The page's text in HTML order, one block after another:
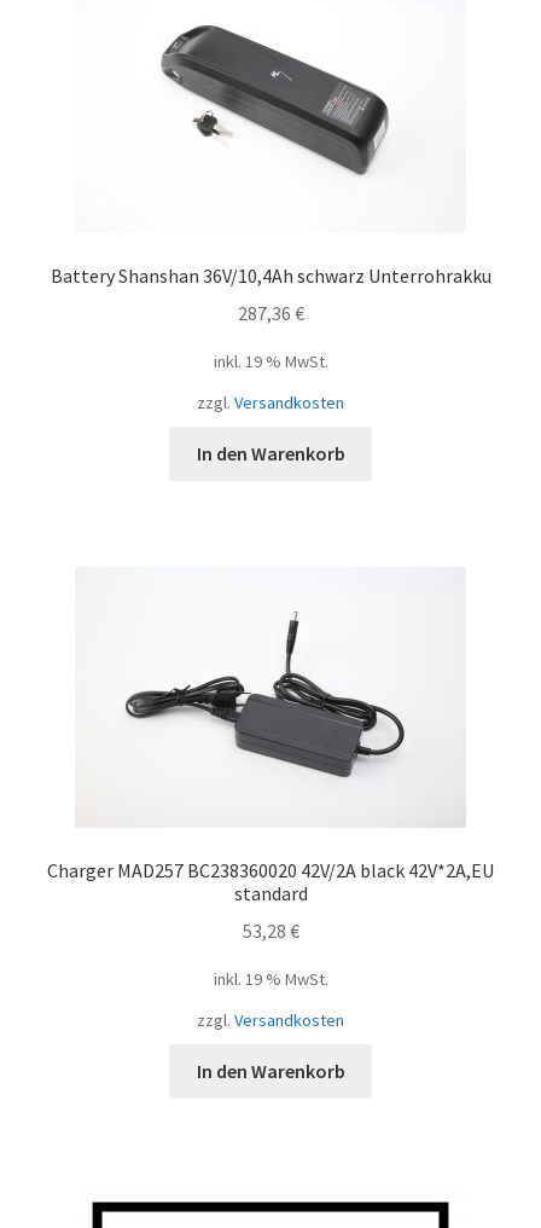
Battery Shanshan 36V/10,4Ah schwarz Unterrohrakku
287,36 €
inkl. 19 % MwSt.
zzgl. Versandkosten
In den Warenkorb
Charger MAD257 BC238360020 42V/2A black 42V*2A,EU
standard
53,28 €
inkl. 19 % MwSt.
zzgl. Versandkosten
In den Warenkorb